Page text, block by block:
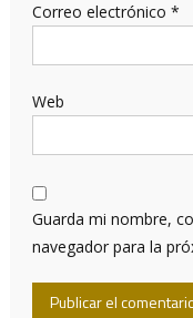
Correo electrónico *
Web
Guarda mi nombre,
navegador para la